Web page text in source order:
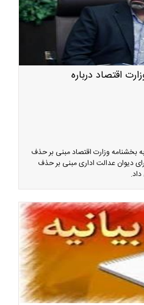
اقتصاد درباره
بخشنامه وزارت اقتصاد مبنی بر حذف
دیوان عدالت اداری مبنی بر حذف